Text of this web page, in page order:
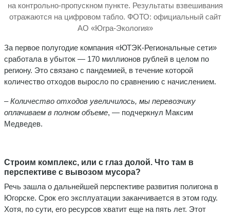
на контрольно-пропускном пункте. Результаты взвешивания
отражаются на цифровом табло. ФОТО: официальный сайт
АО «Югра-Экология»
За первое полугодие компания «ЮТЭК-Региональные сети»
сработала в убыток — 170 миллионов рублей в целом по
региону. Это связано с пандемией, в течение которой
количество отходов выросло по сравнению с начислением.
– Количество отходов увеличилось, мы перевозчику
оплачиваем в полном объеме, — подчеркнул Максим
Медведев.
Строим комплекс, или с глаз долой. Что там в
перспективе с вывозом мусора?
Речь зашла о дальнейшей перспективе развития полигона в
Югорске. Срок его эксплуатации заканчивается в этом году.
Хотя, по сути, его ресурсов хватит еще на пять лет. Этот